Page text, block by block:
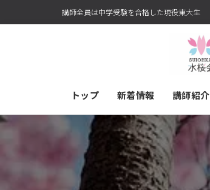
講師全員は中学受験を合格した現役東大生
トップ 新着情報 講師紹介